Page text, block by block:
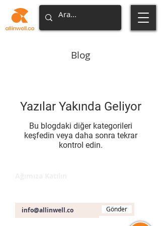
Blog
Yazılar Yakında Geliyor
Bu blogdaki diğer kategorileri
keşfedin veya daha sonra tekrar
kontrol edin.
Gönder